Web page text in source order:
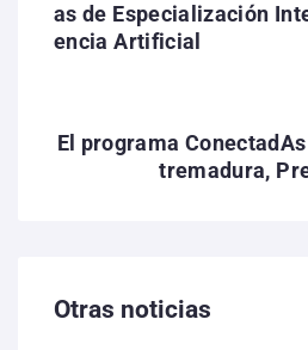
as de Especialización
encia Artificial
El programa
tremadura,
Otras noticias